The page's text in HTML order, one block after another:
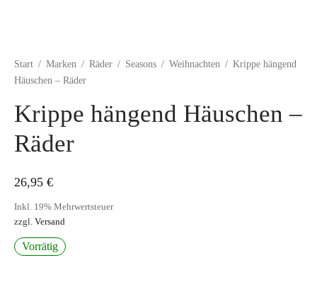
Start / Marken / Räder / Seasons / Weihnachten / Krippe hängend
Häuschen – Räder
Krippe hängend Häuschen –
Räder
26,95 €
Inkl. 19% Mehrwertsteuer
zzgl. Versand
Vorrätig